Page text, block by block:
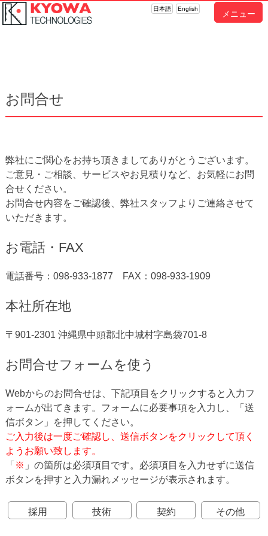
日本語 English
メニュー
お問合せ
弊社にご関心をお持ち頂きましてありがとうございます。
ご意見・ご相談、サービスやお見積りなど、お気軽にお問
合せください。
お問合せ内容をご確認後、弊社スタッフよりご連絡させて
いただきます。
お電話・FAX
電話番号：098-933-1877 FAX：098-933-1909
本社所在地
〒901-2301 沖縄県中頭郡北中城村字島袋701-8
お問合せフォームを使う
Webからのお問合せは、下記項目をクリックすると入力フ
ォームが出てきます。フォームに必要事項を入力し、「送
信ボタン」を押してください。
ご入力後は一度ご確認し、送信ボタンをクリックして頂く
ようお願い致します。
「 ※ 」の箇所は必須項目です。必須項目を入力せずに送信
ボタンを押すと入力漏れメッセージが表示されます。
採用 技術 契約 その他